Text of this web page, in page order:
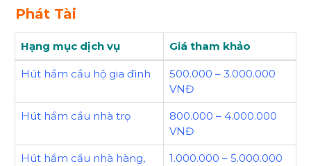
Phát Tài
Hạng mục dịch vụ Giá tham khảo
Hút hầm cầu hộ gia đình
500.000 – 3.000.000
VNĐ
Hút hầm cầu nhà trọ
800.000 – 4.000.000
VNĐ
Hút hầm cầu nhà hàng,
1.000.000 – 5.000.000